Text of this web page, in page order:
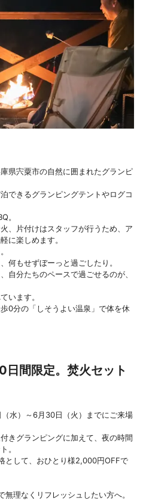
県宍粟市の自然に囲まれたグランピ
できるグランピングテントやログコ
。
、片付けはスタッフが行うため、ア
に楽しめます。
何もせずぼーっと過ごしたり。
自分たちのペースで過ごせるのが、
います。
0分の「しそうよい温泉」で体を休
間限定。焚火セット
水）～6月30日（火）までにご来場
きグランピングに加えて、夜の時間
。
として、おひとり様2,000円OFFで
理なくリフレッシュしたい方へ。